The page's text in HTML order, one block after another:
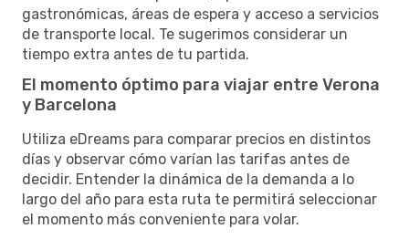
gastronómicas, áreas de espera y acceso a servicios
de transporte local. Te sugerimos considerar un
tiempo extra antes de tu partida.
El momento óptimo para viajar entre Verona
y Barcelona
Utiliza eDreams para comparar precios en distintos
días y observar cómo varían las tarifas antes de
decidir. Entender la dinámica de la demanda a lo
largo del año para esta ruta te permitirá seleccionar
el momento más conveniente para volar.